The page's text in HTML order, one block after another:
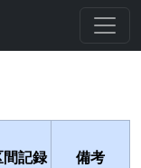
間記録
備考